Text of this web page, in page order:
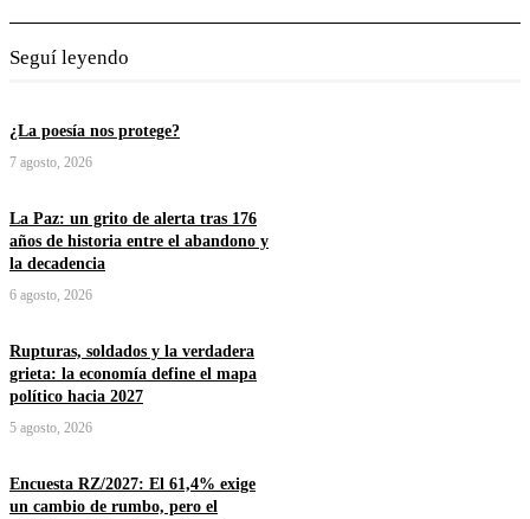
Seguí leyendo
¿La poesía nos protege?
7 agosto, 2026
La Paz: un grito de alerta tras 176
años de historia entre el abandono y
la decadencia
6 agosto, 2026
Rupturas, soldados y la verdadera
grieta: la economía define el mapa
político hacia 2027
5 agosto, 2026
Encuesta RZ/2027: El 61,4% exige
un cambio de rumbo, pero el